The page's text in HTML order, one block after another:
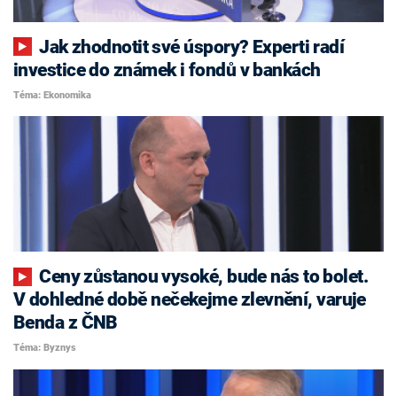
Jak zhodnotit své úspory? Experti radí
investice do známek i fondů v bankách
Téma: Ekonomika
Ceny zůstanou vysoké, bude nás to bolet.
V dohledné době nečekejme zlevnění, varuje
Benda z ČNB
Téma: Byznys